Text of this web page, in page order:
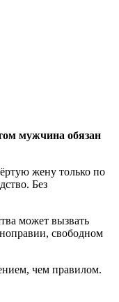
мужчина обязан
жену только по
Без
может вызвать
свободном
чем правилом.